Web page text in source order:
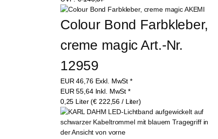
Colour Bond Farbkleber,
creme magic Art.-Nr.
12959
EUR46,76 Exkl. MwSt *
EUR55,64 Inkl. MwSt *
0,25 Liter (€ 222,56 / Liter)